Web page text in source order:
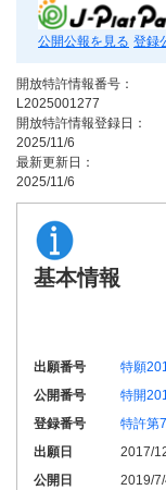
公開公報を見る 登録
開放特許情報番号：
L2025001277
開放特許情報登録日：
2025/11/6
最新更新日：
2025/11/6
基本情報
出願番号
特願
公開番号
特開
登録番号
特許第
出願日
2017/
公開日
2019/